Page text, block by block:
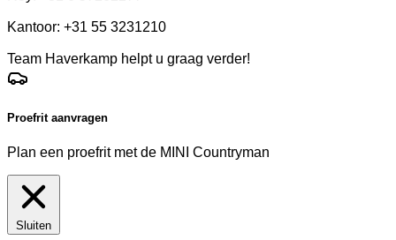
Kantoor: +31 55 3231210
Team Haverkamp helpt u graag verder!
Proefrit aanvragen
Plan een proefrit met de MINI Countryman
Sluiten